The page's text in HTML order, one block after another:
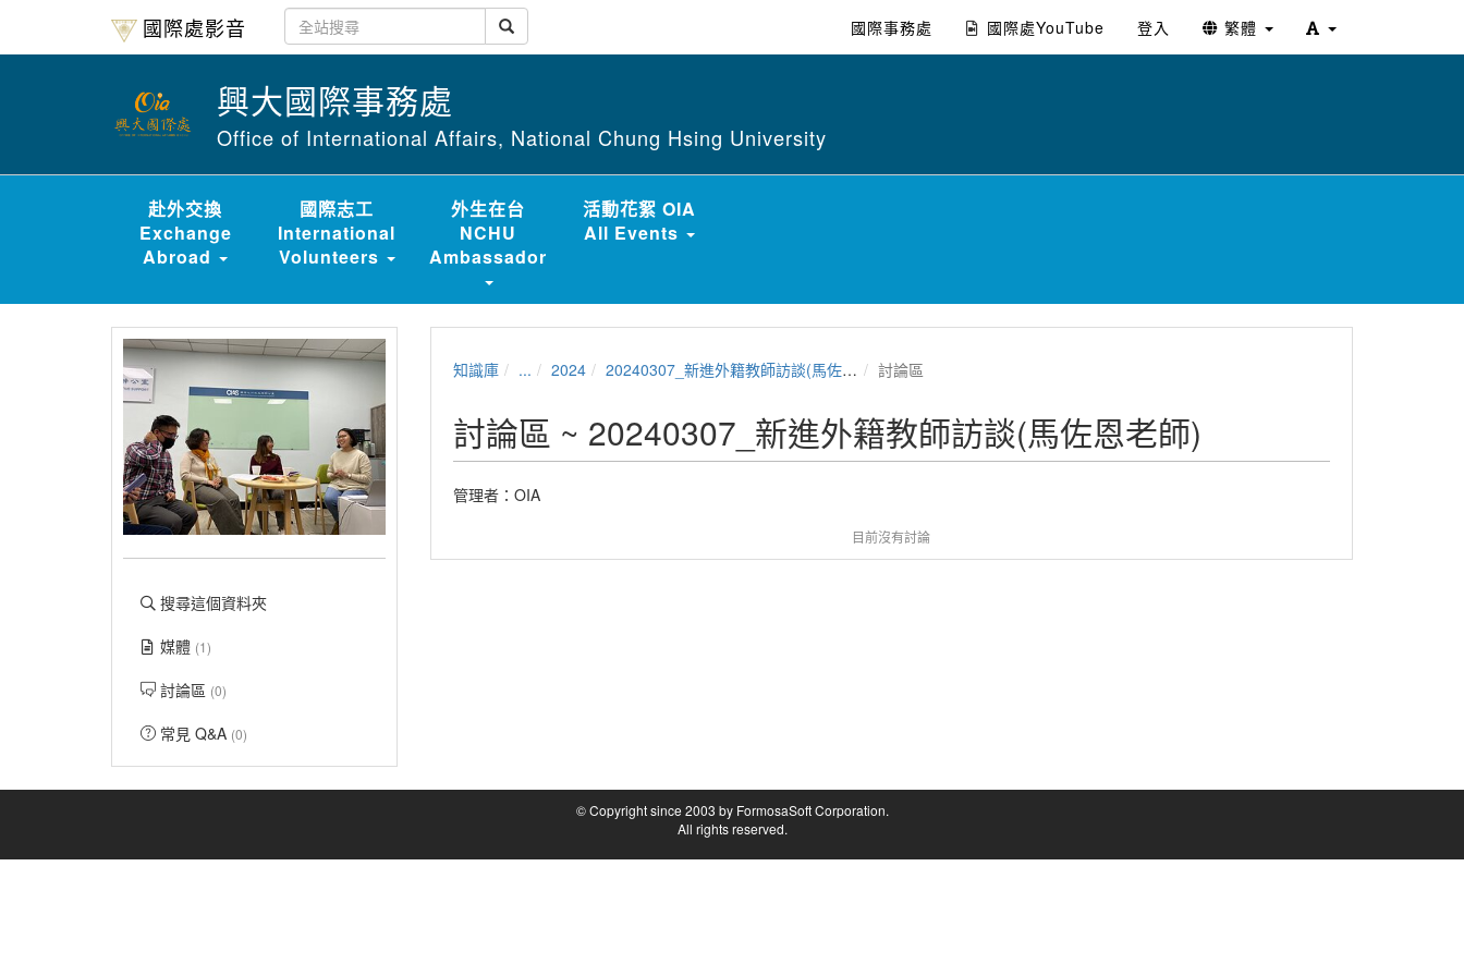
國際處影音 國際事務處 國際處YouTube 登入 繁體
興大國際事務處
Office of International Affairs, National Chung Hsing University
赴外交換
Exchange
Abroad
國際志工
International
Volunteers
外生在台
NCHU
Ambassador
活動花絮 OIA
All Events
搜尋這個資料夾
媒體 (1)
討論區 (0)
常見 Q&A (0)
知識庫 ... 2024 20240307_新進外籍教師訪談(馬佐恩老師) 討論區
討論區 ~ 20240307_新進外籍教師訪談(馬佐恩老師)
管理者： OIA
目前沒有討論
© Copyright since 2003 by FormosaSoft Corporation.
All rights reserved.